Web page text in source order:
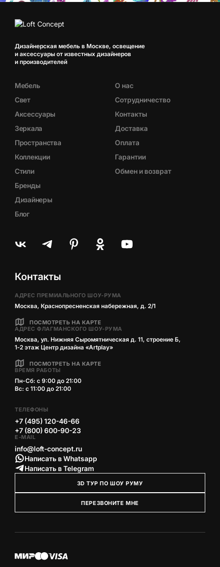
Дизайнерская мебель в Москве, освещение
и аксессуары от известных дизайнеров
и производителей
Мебель
Свет
Аксессуары
Зеркала
Пространства
Коллекции
Стили
Бренды
Дизайнеры
Блог
О нас
Сотрудничество
Контакты
Доставка
Оплата
Гарантии
Обмен и возврат
Контакты
АДРЕС ПРЕМИАЛЬНОГО ШОУ-РУМА
Москва, Краснопресненская набережная, д. 2/1
ПОСМОТРЕТЬ НА КАРТЕ
АДРЕС ФЛАГМАНСКОГО ШОУ-РУМА
Москва, ул. Нижняя Сыромятническая д. 11, строение Б,
1‑2 этаж Центр дизайна «Artplay»
ПОСМОТРЕТЬ НА КАРТЕ
ВРЕМЯ РАБОТЫ
Пн-Сб: с 9:00 до 21:00
Вс: с 11:00 до 21:00
ТЕЛЕФОНЫ
+7 (495) 120-46-66
+7 (800) 600-90-23
E-MAIL
info@loft-concept.ru
Написать в Whatsapp
Написать в Telegram
3D ТУР ПО ШОУ РУМУ
ПЕРЕЗВОНИТЕ МНЕ